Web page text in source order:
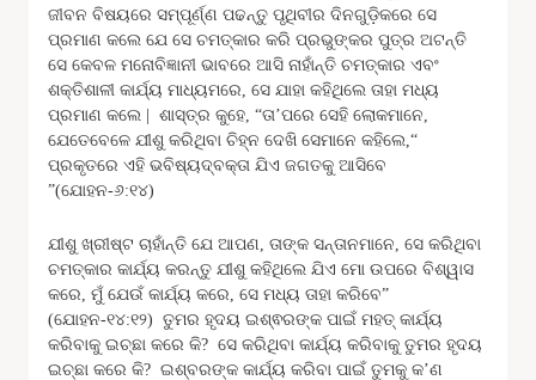
ଜୀବନ ବିଷୟରେ ସମ୍ପୂର୍ଣ୍ଣ ପଢନ୍ତୁ ପୃଥିବୀର ଦିନଗୁଡ଼ିକରେ ସେ
ପ୍ରମାଣ କଲେ ଯେ ସେ ଚମତ୍କାର କରି ପ୍ରଭୁଙ୍କର ପୁତ୍ର ଅଟନ୍ତି
ସେ କେବଳ ମନୋବିଜ୍ଞାନୀ ଭାବରେ ଆସି ନାହାଁନ୍ତି ଚମତ୍କାର ଏବଂ
ଶକ୍ତିଶାଳୀ କାର୍ଯ୍ୟ ମାଧ୍ୟମରେ, ସେ ଯାହା କହିଥିଲେ ତାହା ମଧ୍ୟ
ପ୍ରମାଣ କଲେ | ଶାସ୍ତ୍ର କୁହେ, “ତା’ପରେ ସେହି ଲୋକମାନେ,
ଯେତେବେଳେ ଯୀଶୁ କରିଥିବା ଚିହ୍ନ ଦେଖି ସେମାନେ କହିଲେ,“
ପ୍ରକୃତରେ ଏହି ଭବିଷ୍ୟ‌ଦ୍‌ବକ୍ତା ଯିଏ ଜଗତକୁ ଆସିବେ
”(ଯୋହନ-୬:୧୪)
ଯୀଶୁ ଖ୍ରୀଷ୍ଟ ଚାହାଁନ୍ତି ଯେ ଆପଣ, ତାଙ୍କ ସନ୍ତାନମାନେ, ସେ କରିଥିବା
ଚମତ୍କାର କାର୍ଯ୍ୟ କରନ୍ତୁ ଯୀଶୁ କହିଥିଲେ ଯିଏ ମୋ ଉପରେ ବିଶ୍ୱାସ
କରେ, ମୁଁ ଯେଉଁ କାର୍ଯ୍ୟ କରେ, ସେ ମଧ୍ୟ ତାହା କରିବେ”
(ଯୋହନ-୧୪:୧୨) ତୁମର ହୃଦୟ ଇଶ୍ଵରଙ୍କ ପାଇଁ ମହତ୍ କାର୍ଯ୍ୟ
କରିବାକୁ ଇଚ୍ଛା କରେ କି? ସେ କରିଥିବା କାର୍ଯ୍ୟ କରିବାକୁ ତୁମର ହୃଦୟ
ଇଚ୍ଛା କରେ କି? ଇଶ୍ବରଙ୍କ କାର୍ଯ୍ୟ କରିବା ପାଇଁ ତୁମକୁ କ’ଣ